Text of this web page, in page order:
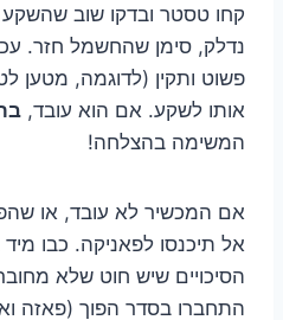
קחו טסטר ובדקו שוב
נדלק, סימן שהחשמל חזר.
פשוט ותקין (לדוגמה, מטען
אותו לשקע. אם הוא עובד,
המשימה בהצלחה!
אם המכשיר לא עובד, או
אל תיכנסו לפאניקה. כבו
הסיכויים שיש חוט שלא
התחברו בסדר הפוך (פאזה